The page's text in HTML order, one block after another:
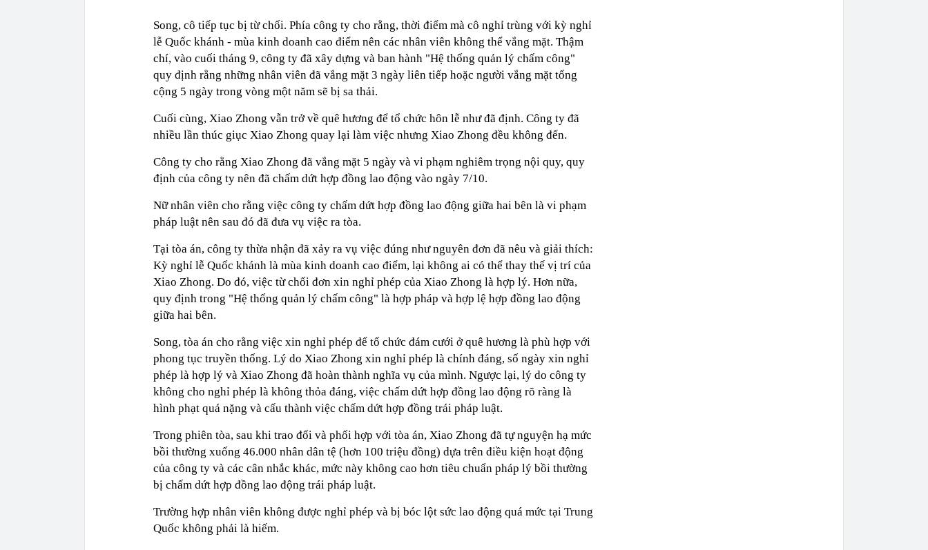
Song, cô tiếp tục bị từ chối. Phía công ty cho rằng, thời điểm mà cô nghỉ trùng với kỳ nghỉ
lễ Quốc khánh - mùa kinh doanh cao điểm nên các nhân viên không thể vắng mặt. Thậm
chí, vào cuối tháng 9, công ty đã xây dựng và ban hành "Hệ thống quản lý chấm công"
quy định rằng những nhân viên đã vắng mặt 3 ngày liên tiếp hoặc người vắng mặt tổng
cộng 5 ngày trong vòng một năm sẽ bị sa thải.
Cuối cùng, Xiao Zhong vẫn trở về quê hương để tổ chức hôn lễ như đã định. Công ty đã
nhiều lần thúc giục Xiao Zhong quay lại làm việc nhưng Xiao Zhong đều không đến.
Công ty cho rằng Xiao Zhong đã vắng mặt 5 ngày và vi phạm nghiêm trọng nội quy, quy
định của công ty nên đã chấm dứt hợp đồng lao động vào ngày 7/10.
Nữ nhân viên cho rằng việc công ty chấm dứt hợp đồng lao động giữa hai bên là vi phạm
pháp luật nên sau đó đã đưa vụ việc ra tòa.
Tại tòa án, công ty thừa nhận đã xảy ra vụ việc đúng như nguyên đơn đã nêu và giải thích:
Kỳ nghỉ lễ Quốc khánh là mùa kinh doanh cao điểm, lại không ai có thể thay thế vị trí của
Xiao Zhong. Do đó, việc từ chối đơn xin nghỉ phép của Xiao Zhong là hợp lý. Hơn nữa,
quy định trong "Hệ thống quản lý chấm công" là hợp pháp và hợp lệ hợp đồng lao động
giữa hai bên.
Song, tòa án cho rằng việc xin nghỉ phép để tổ chức đám cưới ở quê hương là phù hợp với
phong tục truyền thống. Lý do Xiao Zhong xin nghỉ phép là chính đáng, số ngày xin nghỉ
phép là hợp lý và Xiao Zhong đã hoàn thành nghĩa vụ của mình. Ngược lại, lý do công ty
không cho nghỉ phép là không thỏa đáng, việc chấm dứt hợp đồng lao động rõ ràng là
hình phạt quá nặng và cấu thành việc chấm dứt hợp đồng trái pháp luật.
Trong phiên tòa, sau khi trao đổi và phối hợp với tòa án, Xiao Zhong đã tự nguyện hạ mức
bồi thường xuống 46.000 nhân dân tệ (hơn 100 triệu đồng) dựa trên điều kiện hoạt động
của công ty và các cân nhắc khác, mức này không cao hơn tiêu chuẩn pháp lý bồi thường
bị chấm dứt hợp đồng lao động trái pháp luật.
Trường hợp nhân viên không được nghỉ phép và bị bóc lột sức lao động quá mức tại Trung
Quốc không phải là hiếm.